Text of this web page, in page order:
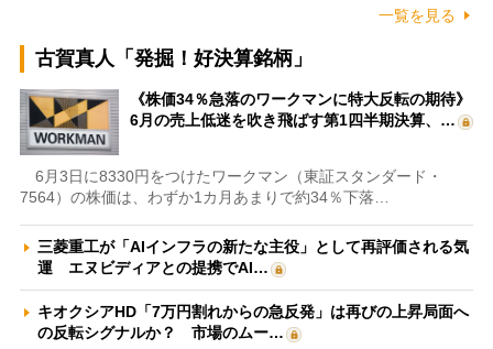
一覧を見る
古賀真人「発掘！好決算銘柄」
《株価34％急落のワークマンに特大反転の期待》
6月の売上低迷を吹き飛ばす第1四半期決算、…
6月3日に8330円をつけたワークマン（東証スタンダード・
7564）の株価は、わずか1カ月あまりで約34％下落…
三菱重工が「AIインフラの新たな主役」として再評価される気
運 エヌビディアとの提携でAI…
キオクシアHD「7万円割れからの急反発」は再びの上昇局面へ
の反転シグナルか？ 市場のムー…